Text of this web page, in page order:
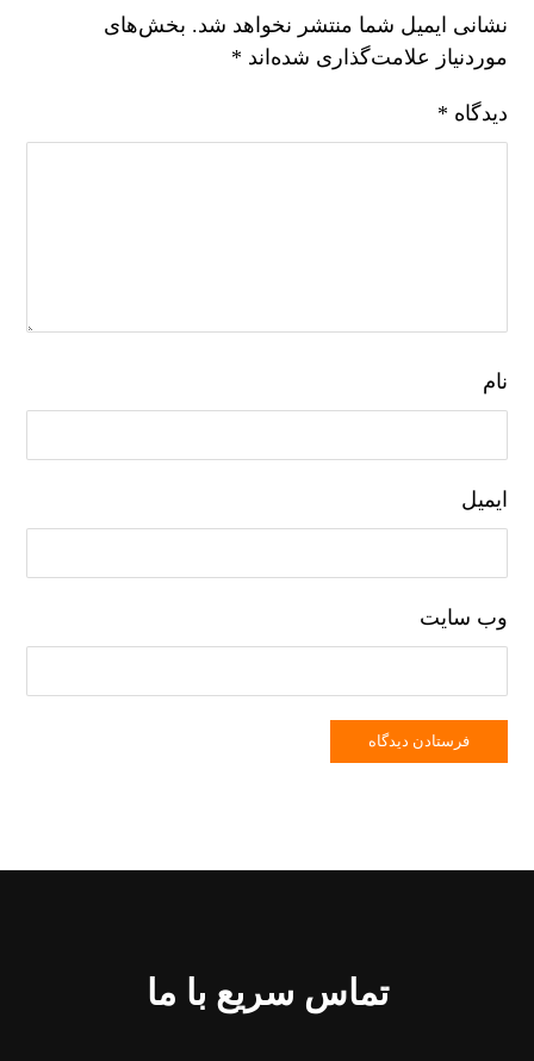
نشانی ایمیل شما منتشر نخواهد شد. بخش‌های
موردنیاز علامت‌گذاری شده‌اند *
دیدگاه *
نام
ایمیل
وب‌ سایت
تماس سریع با ما